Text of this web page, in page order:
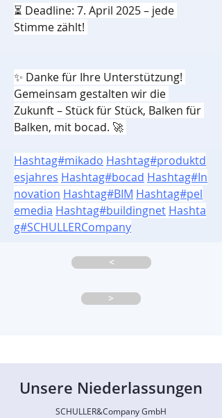
⏳ Deadline: 7. April 2025 – jede
Stimme zählt!
✨ Danke für Ihre Unterstützung!
Gemeinsam gestalten wir die
Zukunft – Stück für Stück, Balken für
Balken, mit bocad. 🚀
Hashtag#mikado Hashtag#produktd
esjahres Hashtag#bocad Hashtag#In
novation Hashtag#BIM Hashtag#pel
emedia Hashtag#buildingnet Hashta
g#SCHULLERCompany
<
>
Unsere Niederlassungen
SCHULLER&Company GmbH